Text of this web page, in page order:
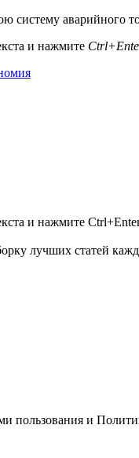
систему аварийного
и нажмите
и нажмите
лучших статей
пользования и